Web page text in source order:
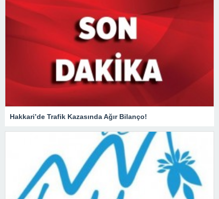
Hakkari’de Trafik Kazasında Ağır Bilanço!